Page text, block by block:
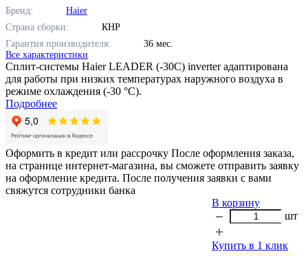
Бренд:
Haier
Страна сборки:
КНР
Гарантия производителя:
36 мес.
Все характеристики
Сплит-системы Haier LEADER (-30С) inverter адаптирована
для работы при низких температурах наружного воздуха в
режиме охлаждения (-30 °С).
Подробнее
Оформить в кредит или рассрочку После оформления заказа,
на странице интернет-магазина, вы сможете отправить заявку
на оформление кредита. После получения заявки с вами
свяжутся сотрудники банка
В корзину
шт
Купить в 1 клик